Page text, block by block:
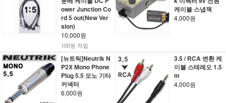
ower Junction Co
rd 5 out(New Ver
sion)
10,000원
100원 적립
케이블 스냅잭
4,000원
[뉴트릭]Neutrik N
P2X Mono Phone
Plug 5.5 모노 기타
커넥터
6,000원
3.5 / RCA 변환 케
이블 스테레오 1.5
m
4,000원